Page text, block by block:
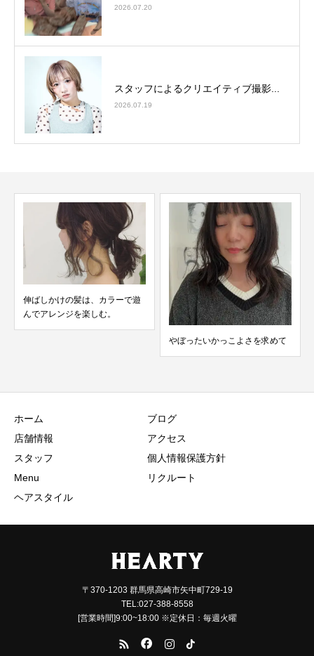
2026.07.20
スタッフによるクリエイティブ撮影...
2026.07.19
伸ばしかけの髪は、カラーで遊
んでアレンジを楽しむ。
やぼったいかっこよさを求めて
ホーム
店舗情報
スタッフ
Menu
ヘアスタイル
ブログ
アクセス
個人情報保護方針
リクルート
〒370-1203 群馬県高崎市矢中町729-19
TEL:027-388-8558
[営業時間]9:00~18:00 ※定休日：毎週火曜